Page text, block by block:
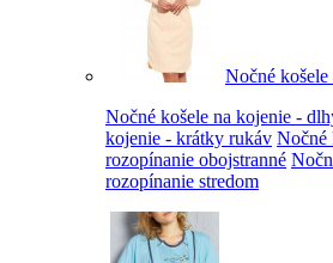
Nočné
Nočné košele na kojenie -
kojenie - krátky rukáv Nočné
rozopínanie obojstranné
rozopínanie stredom